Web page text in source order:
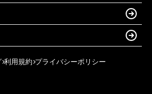
利用規約 プライバシーポリシー